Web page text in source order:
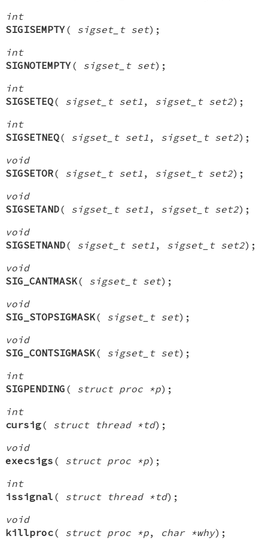
int
SIGISEMPTY( sigset_t set);
int
SIGNOTEMPTY( sigset_t set);
int
SIGSETEQ( sigset_t set1 , sigset_t set2);
int
SIGSETNEQ( sigset_t set1 , sigset_t set2);
void
SIGSETOR( sigset_t set1 , sigset_t set2);
void
SIGSETAND( sigset_t set1 , sigset_t set2);
void
SIGSETNAND( sigset_t set1 , sigset_t set2);
void
SIG_CANTMASK( sigset_t set);
void
SIG_STOPSIGMASK( sigset_t set);
void
SIG_CONTSIGMASK( sigset_t set);
int
SIGPENDING ( struct proc *p);
int
cursig( struct thread *td);
void
execsigs ( struct proc *p);
int
issignal ( struct thread *td);
void
killproc( struct proc *p, char *why);